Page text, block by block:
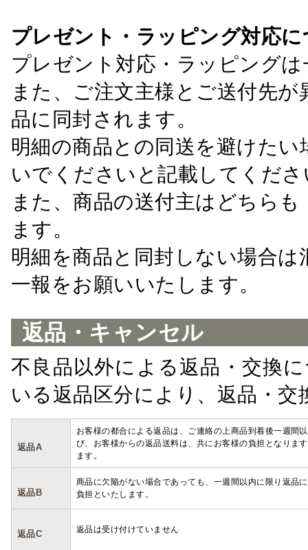
プレゼント・ラッピング対応
プレゼント対応・ラッピング
また、ご注文主様とご送付先
品に同封されます。
明細の商品との同送を避けた
いでくださいと記載してくださ
また、商品の送付主はどちら
ます。
明細を商品と同封しない場合
一報をお願いいたします。
返品・キャンセル
不良品以外による返品・交換
いる返品区分により、返品・
返品A
お客様の都合による返品は、ご連絡の上商品到着後一週間
び、お客様からの返品送料は、共にお客様の負担となりま
ます。
返品B
商品に欠陥がない場合であっても、一週間以内に限り返品
負担といたします。
返品C 返品は受け付けていません